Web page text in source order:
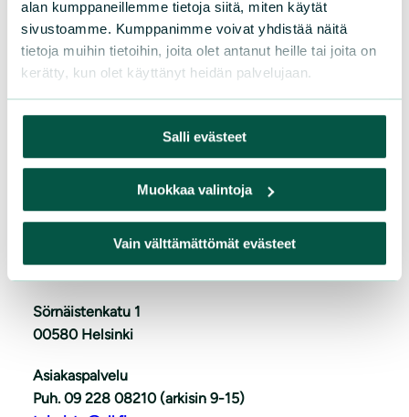
alan kumppaneillemme tietoja siitä, miten käytät
sivustoamme. Kumppanimme voivat yhdistää näitä
tietoja muihin tietoihin, joita olet antanut heille tai joita on
kerätty, kun olet käyttänyt heidän palvelujaan.
Salli evästeet
Muokkaa valintoja
Vain välttämättömät evästeet
Liity
Suomen luonnonsuojeluliitto
Sörnäistenkatu 1
00580 Helsinki
Asiakaspalvelu
Puh. 09 228 08210 (arkisin 9-15)